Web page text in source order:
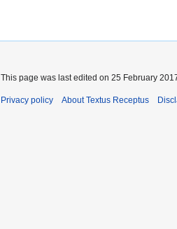
This page was last edited on 25 February
Privacy policy About Textus Receptus